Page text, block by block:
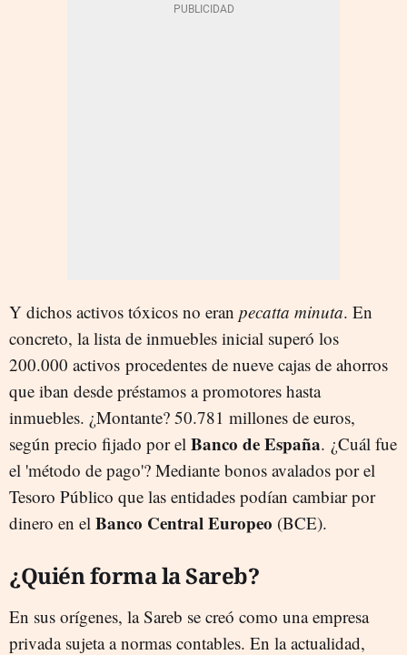
Y dichos activos tóxicos no eran pecatta minuta. En
concreto, la lista de inmuebles inicial superó los
200.000 activos procedentes de nueve cajas de ahorros
que iban desde préstamos a promotores hasta
inmuebles. ¿Montante? 50.781 millones de euros,
según precio fijado por el Banco de España. ¿Cuál fue
el 'método de pago'? Mediante bonos avalados por el
Tesoro Público que las entidades podían cambiar por
dinero en el Banco Central Europeo (BCE).
¿Quién forma la Sareb?
En sus orígenes, la Sareb se creó como una empresa
privada sujeta a normas contables. En la actualidad,